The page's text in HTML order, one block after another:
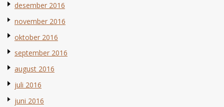
desember 2016
november 2016
oktober 2016
september 2016
august 2016
juli 2016
juni 2016